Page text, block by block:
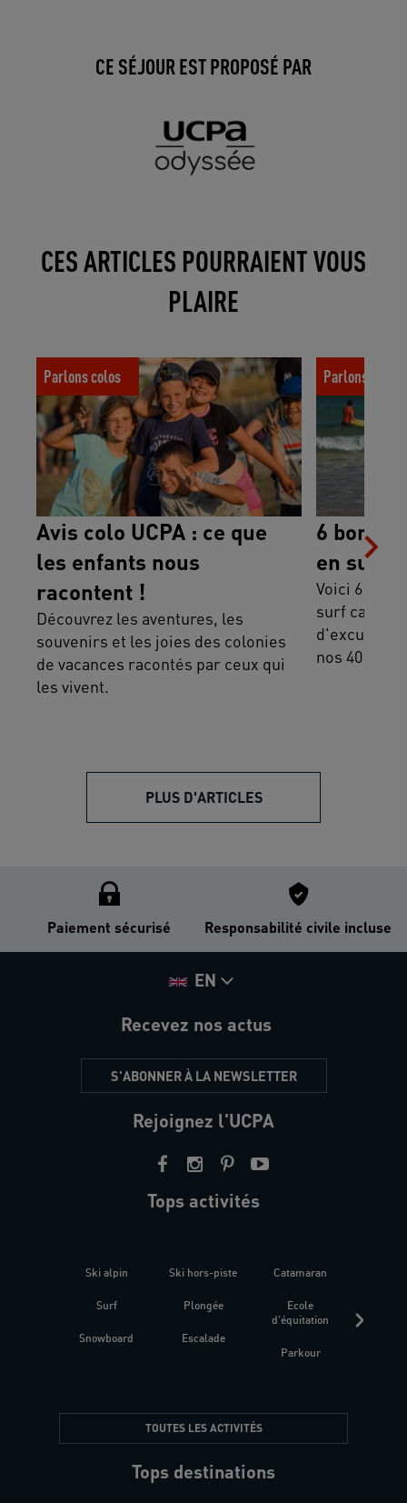
CE SÉJOUR EST PROPOSÉ PAR
CES ARTICLES POURRAIENT VOUS
PLAIRE
Avis colo UCPA : ce que les enfants nous
racontent !
Parlons colos
Avis colo UCPA : ce que
les enfants nous
racontent !
Découvrez les aventures, les
souvenirs et les joies des colonies
de vacances racontés par ceux qui
les vivent.
6 bonnes
cet été
Parlons colos
6
en surf
Voici 6
surf camp
d'excuses
nos 40
PLUS D'ARTICLES
Paiement sécurisé Responsabilité civile incluse
EN
Recevez nos actus
S'ABONNER À LA NEWSLETTER
Rejoignez l'UCPA
Tops activités
Ski alpin
Surf
Snowboard
Ski hors-piste
Plongée
Escalade
Catamaran
Ecole
d'équitation
Parkour
TOUTES LES ACTIVITÉS
Tops destinations